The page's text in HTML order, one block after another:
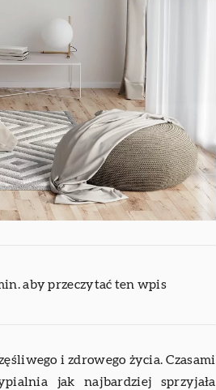
aby przeczytać ten wpis
i zdrowego życia. Czasami
jak najbardziej sprzyjała